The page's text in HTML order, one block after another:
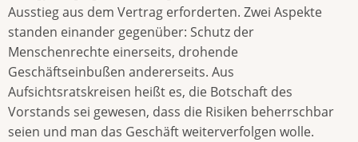
Ausstieg aus dem Vertrag erforderten. Zwei Aspekte
standen einander gegenüber: Schutz der
Menschenrechte einerseits, drohende
Geschäftseinbußen andererseits. Aus
Aufsichtsratskreisen heißt es, die Botschaft des
Vorstands sei gewesen, dass die Risiken beherrschbar
seien und man das Geschäft weiterverfolgen wolle.